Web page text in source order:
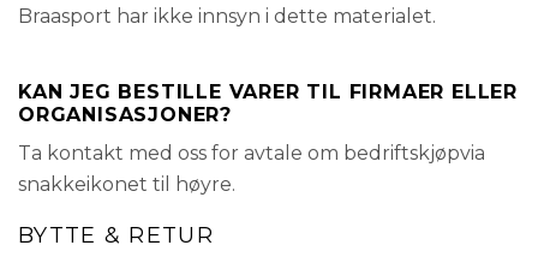
Braasport har ikke innsyn i dette materialet.
KAN JEG BESTILLE VARER TIL FIRMAER ELLER
ORGANISASJONER?
Ta kontakt med oss for avtale om bedriftskjøpvia
snakkeikonet til høyre.
BYTTE & RETUR